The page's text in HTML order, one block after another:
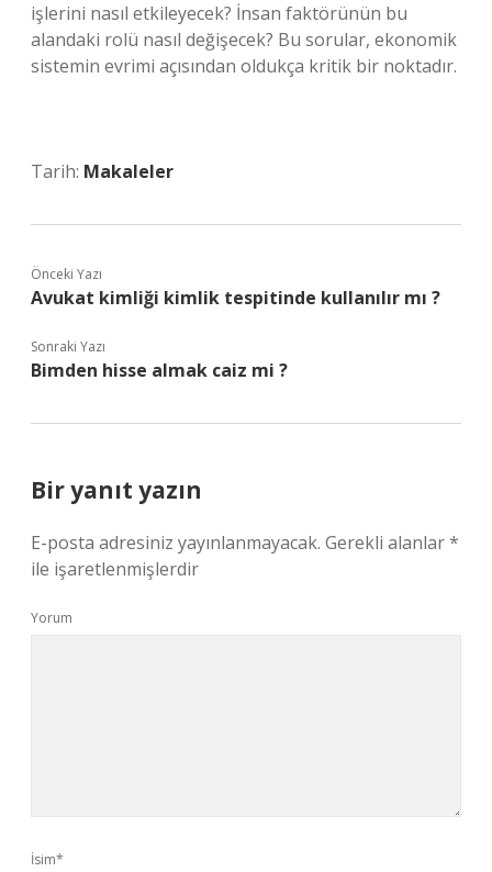
işlerini nasıl etkileyecek? İnsan faktörünün bu
alandaki rolü nasıl değişecek? Bu sorular, ekonomik
sistemin evrimi açısından oldukça kritik bir noktadır.
Tarih: Makaleler
Önceki Yazı
Avukat kimliği kimlik tespitinde kullanılır mı ?
Sonraki Yazı
Bimden hisse almak caiz mi ?
Bir yanıt yazın
E-posta adresiniz yayınlanmayacak. Gerekli alanlar*
ile işaretlenmişlerdir
Yorum
İsim*